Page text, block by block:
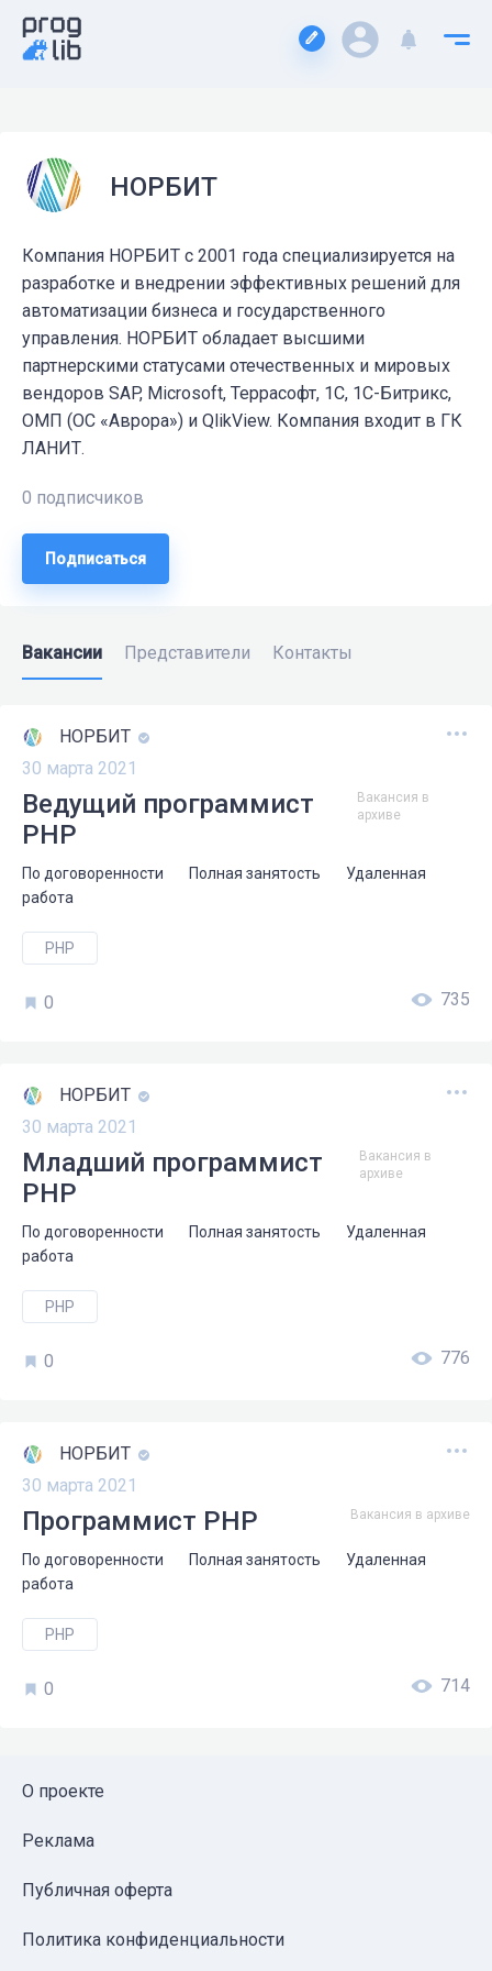
НОРБИТ
Компания НОРБИТ с 2001 года специализируется на
разработке и внедрении эффективных решений для
автоматизации бизнеса и государственного
управления. НОРБИТ обладает высшими
партнерскими статусами отечественных и мировых
вендоров SAP, Microsoft, Террасофт, 1С, 1С-Битрикс,
ОМП (ОС «Аврора») и QlikView. Компания входит в ГК
ЛАНИТ.
0 подписчиков
Подписаться
Вакансии Представители Контакты
НОРБИТ
30 марта 2021
Ведущий программист
PHP
Вакансия в
архиве
По договоренности Полная занятость
Удаленная
работа
PHP
0 735
НОРБИТ
30 марта 2021
Младший программист
PHP
Вакансия в
архиве
По договоренности Полная занятость
Удаленная
работа
PHP
0 776
НОРБИТ
30 марта 2021
Программист PHP Вакансия в архиве
По договоренности Полная занятость
Удаленная
работа
PHP
0 714
О проекте
Реклама
Публичная оферта
Политика конфиденциальности